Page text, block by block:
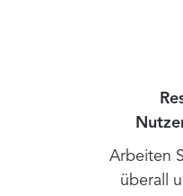
Arbeiten
überall